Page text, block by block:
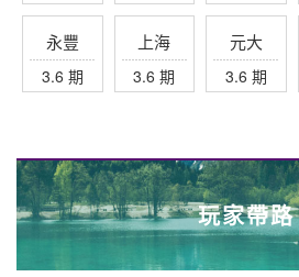
永豐
3.6 期
上海
3.6 期
元大
3.6 期
玩家帶路